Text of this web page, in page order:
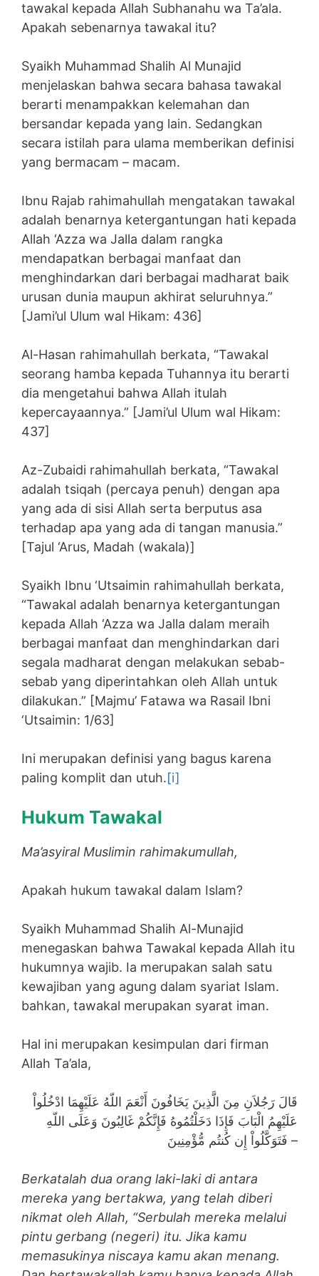
tawakal kepada Allah Subhanahu wa Ta’ala.
Apakah sebenarnya tawakal itu?
Syaikh Muhammad Shalih Al Munajid
menjelaskan bahwa secara bahasa tawakal
berarti menampakkan kelemahan dan
bersandar kepada yang lain. Sedangkan
secara istilah para ulama memberikan definisi
yang bermacam – macam.
Ibnu Rajab rahimahullah mengatakan tawakal
adalah benarnya ketergantungan hati kepada
Allah ‘Azza wa Jalla dalam rangka
mendapatkan berbagai manfaat dan
menghindarkan dari berbagai madharat baik
urusan dunia maupun akhirat seluruhnya.”
[Jami’ul Ulum wal Hikam: 436]
Al-Hasan rahimahullah berkata, “Tawakal
seorang hamba kepada Tuhannya itu berarti
dia mengetahui bahwa Allah itulah
kepercayaannya.” [Jami’ul Ulum wal Hikam:
437]
Az-Zubaidi rahimahullah berkata, “Tawakal
adalah tsiqah (percaya penuh) dengan apa
yang ada di sisi Allah serta berputus asa
terhadap apa yang ada di tangan manusia.”
[Tajul ‘Arus, Madah (wakala)]
Syaikh Ibnu ‘Utsaimin rahimahullah berkata,
“Tawakal adalah benarnya ketergantungan
kepada Allah ‘Azza wa Jalla dalam meraih
berbagai manfaat dan menghindarkan dari
segala madharat dengan melakukan sebab-
sebab yang diperintahkan oleh Allah untuk
dilakukan.” [Majmu’ Fatawa wa Rasail Ibni
‘Utsaimin: 1/63]
Ini merupakan definisi yang bagus karena
paling komplit dan utuh.[i]
Hukum Tawakal
Ma’asyiral Muslimin rahimakumullah,
Apakah hukum tawakal dalam Islam?
Syaikh Muhammad Shalih Al-Munajid
menegaskan bahwa Tawakal kepada Allah itu
hukumnya wajib. Ia merupakan salah satu
kewajiban yang agung dalam syariat Islam.
bahkan, tawakal merupakan syarat iman.
Hal ini merupakan kesimpulan dari firman
Allah Ta’ala,
قَالَ رَجُلاَنِ مِنَ الَّذِينَ يَخَافُونَ أَنْعَمَ اللّهُ عَلَيْهِمَا ادْخُلُواْ
عَلَيْهِمُ الْبَابَ فَإِذَا دَخَلْتُمُوهُ فَإِنَّكُمْ غَالِبُونَ وَعَلَى اللّهِ
فَتَوَكَّلُواْ إِن كُنتُم مُّؤْمِنِينَ –
Berkatalah dua orang laki-laki di antara
mereka yang bertakwa, yang telah diberi
nikmat oleh Allah, “Serbulah mereka melalui
pintu gerbang (negeri) itu. Jika kamu
memasukinya niscaya kamu akan menang.